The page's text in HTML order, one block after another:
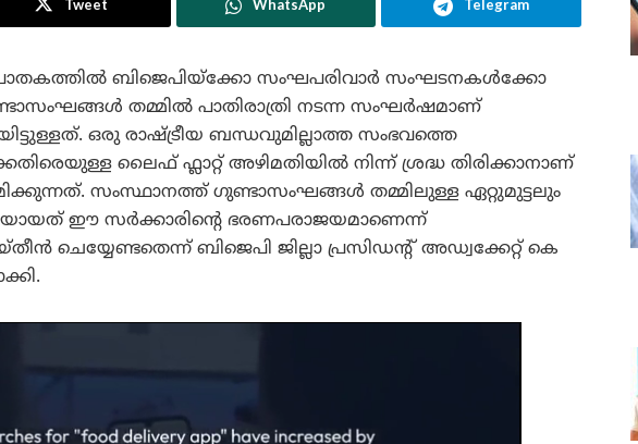
Tweet WhatsApp Telegram
ബിജെപിയ്ക്കോ സംഘപരിവാർ സംഘടനകൾക്കോ
തമ്മിൽ പാതിരാത്രി നടന്ന സംഘർഷമാണ്
ഒരു രാഷ്ട്രീയ ബന്ധവുമില്ലാത്ത സംഭവത്തെ
ലൈഫ് ഫ്ലാറ്റ് അഴിമതിയിൽ നിന്ന് ശ്രദ്ധ തിരിക്കാനാണ്
സംസ്ഥാനത്ത് ഗുണ്ടാസംഘങ്ങൾ തമ്മിലുള്ള ഏറ്റുമുട്ടലും
ഈ സർക്കാരിൻ്റെ ഭരണപരാജയമാണെന്ന്
ചെയ്യേണ്ടതെന്ന് ബിജെപി ജില്ലാ പ്രസിഡന്റ് അഡ്വക്കേറ്റ് കെ